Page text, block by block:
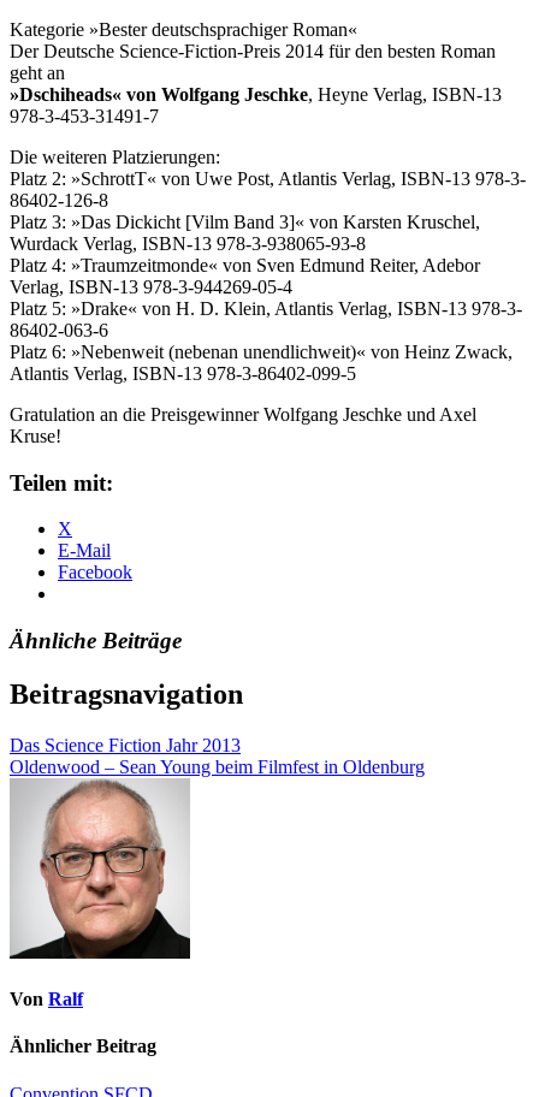
Kategorie »Bester deutschsprachiger Roman«
Der Deutsche Science-Fiction-Preis 2014 für den besten Roman
geht an
»Dschiheads« von Wolfgang Jeschke, Heyne Verlag, ISBN-13
978-3-453-31491-7
Die weiteren Platzierungen:
Platz 2: »SchrottT« von Uwe Post, Atlantis Verlag, ISBN-13 978-3-
86402-126-8
Platz 3: »Das Dickicht [Vilm Band 3]« von Karsten Kruschel,
Wurdack Verlag, ISBN-13 978-3-938065-93-8
Platz 4: »Traumzeitmonde« von Sven Edmund Reiter, Adebor
Verlag, ISBN-13 978-3-944269-05-4
Platz 5: »Drake« von H. D. Klein, Atlantis Verlag, ISBN-13 978-3-
86402-063-6
Platz 6: »Nebenweit (nebenan unendlichweit)« von Heinz Zwack,
Atlantis Verlag, ISBN-13 978-3-86402-099-5
Gratulation an die Preisgewinner Wolfgang Jeschke und Axel
Kruse!
Teilen mit:
X
E-Mail
Facebook
Ähnliche Beiträge
Beitragsnavigation
Das Science Fiction Jahr 2013
Oldenwood – Sean Young beim Filmfest in Oldenburg
Von Ralf
Ähnlicher Beitrag